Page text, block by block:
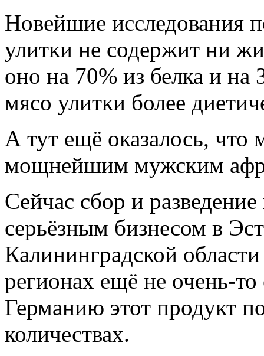
Новейшие исследования
улитки не содержит ни
оно на 70% из белка и на
мясо улитки более
А тут ещё оказалось, что
мощнейшим мужским
Сейчас сбор и
серьёзным бизнесом в
Калининградской
регионах ещё не очень-
Германию этот продукт
количествах.